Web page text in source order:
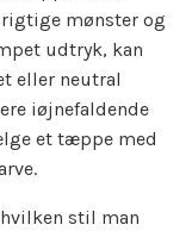
mønster og
udtryk, kan
eller neutral
iøjnefaldende
et tæppe med
stil man